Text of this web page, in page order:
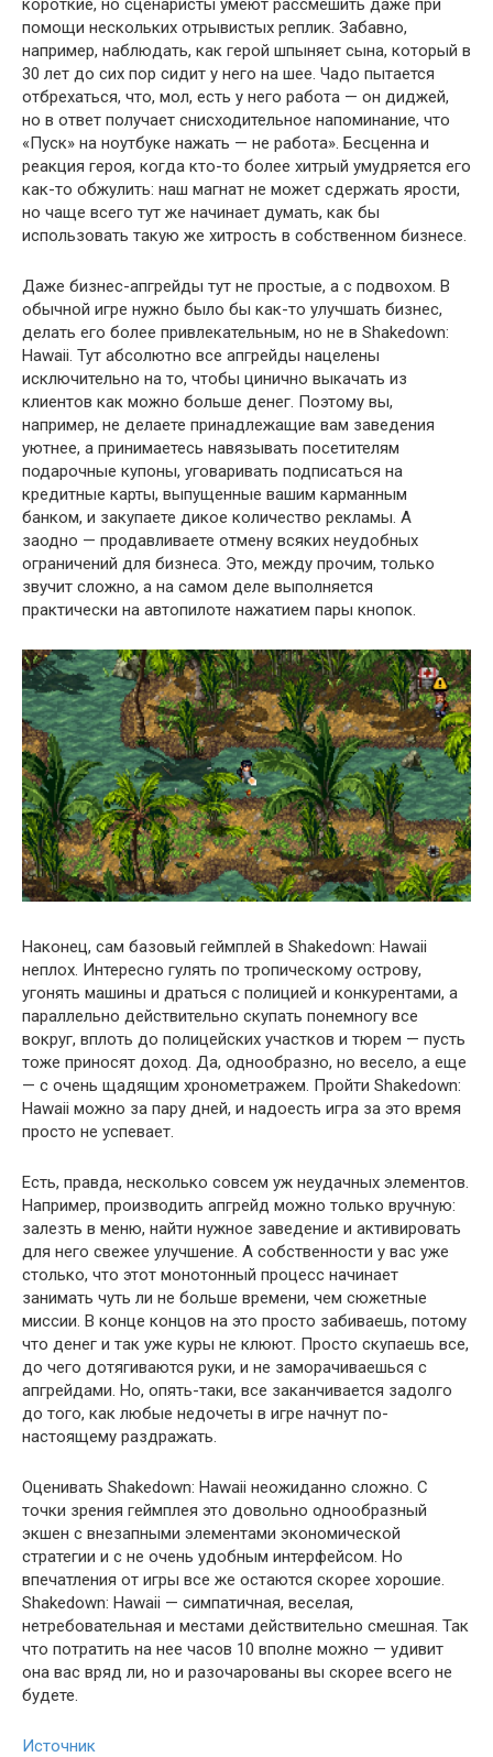
помощи нескольких отрывистых реплик. Забавно,
например, наблюдать, как герой шпыняет сына, который в
30 лет до сих пор сидит у него на шее. Чадо пытается
отбрехаться, что, мол, есть у него работа — он диджей,
но в ответ получает снисходительное напоминание, что
«Пуск» на ноутбуке нажать — не работа». Бесценна и
реакция героя, когда кто-то более хитрый умудряется его
как-то обжулить: наш магнат не может сдержать ярости,
но чаще всего тут же начинает думать, как бы
использовать такую же хитрость в собственном бизнесе.
Даже бизнес-апгрейды тут не простые, а с подвохом. В
обычной игре нужно было бы как-то улучшать бизнес,
делать его более привлекательным, но не в Shakedown:
Hawaii. Тут абсолютно все апгрейды нацелены
исключительно на то, чтобы цинично выкачать из
клиентов как можно больше денег. Поэтому вы,
например, не делаете принадлежащие вам заведения
уютнее, а принимаетесь навязывать посетителям
подарочные купоны, уговаривать подписаться на
кредитные карты, выпущенные вашим карманным
банком, и закупаете дикое количество рекламы. А
заодно — продавливаете отмену всяких неудобных
ограничений для бизнеса. Это, между прочим, только
звучит сложно, а на самом деле выполняется
практически на автопилоте нажатием пары кнопок.
Наконец, сам базовый геймплей в Shakedown: Hawaii
неплох. Интересно гулять по тропическому острову,
угонять машины и драться с полицией и конкурентами, а
параллельно действительно скупать понемногу все
вокруг, вплоть до полицейских участков и тюрем — пусть
тоже приносят доход. Да, однообразно, но весело, а еще
— с очень щадящим хронометражем. Пройти Shakedown:
Hawaii можно за пару дней, и надоесть игра за это время
просто не успевает.
Есть, правда, несколько совсем уж неудачных элементов.
Например, производить апгрейд можно только вручную:
залезть в меню, найти нужное заведение и активировать
для него свежее улучшение. А собственности у вас уже
столько, что этот монотонный процесс начинает
занимать чуть ли не больше времени, чем сюжетные
миссии. В конце концов на это просто забиваешь, потому
что денег и так уже куры не клюют. Просто скупаешь все,
до чего дотягиваются руки, и не заморачиваешься с
апгрейдами. Но, опять-таки, все заканчивается задолго
до того, как любые недочеты в игре начнут по-
настоящему раздражать.
Оценивать Shakedown: Hawaii неожиданно сложно. С
точки зрения геймплея это довольно однообразный
экшен с внезапными элементами экономической
стратегии и с не очень удобным интерфейсом. Но
впечатления от игры все же остаются скорее хорошие.
Shakedown: Hawaii — симпатичная, веселая,
нетребовательная и местами действительно смешная. Так
что потратить на нее часов 10 вполне можно — удивит
она вас вряд ли, но и разочарованы вы скорее всего не
будете.
Источник